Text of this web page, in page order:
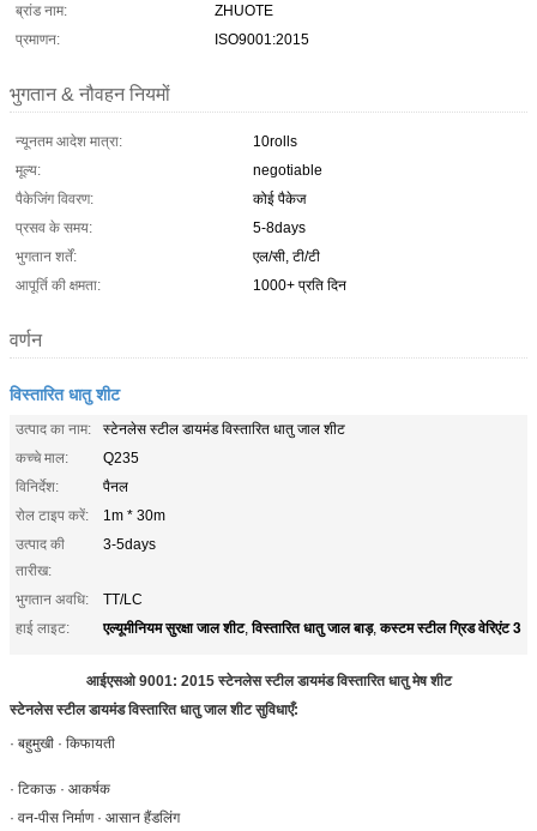
ब्रांड नाम:
ZHUOTE
प्रमाणन:
ISO9001:2015
भुगतान & नौवहन नियमों
न्यूनतम आदेश मात्रा:
10rolls
मूल्य:
negotiable
पैकेजिंग विवरण:
कोई पैकेज
प्रसव के समय:
5-8days
भुगतान शर्तें:
एल/सी, टी/टी
आपूर्ति की क्षमता:
1000+ प्रति दिन
वर्णन
विस्तारित धातु शीट
उत्पाद का नाम:
स्टेनलेस स्टील डायमंड विस्तारित धातु जाल शीट
कच्चे माल:
Q235
विनिर्देश:
पैनल
रोल टाइप करें:
1m * 30m
उत्पाद की
तारीख:
3-5days
भुगतान अवधि:
TT/LC
हाई लाइट:
एल्यूमीनियम सुरक्षा जाल शीट,विस्तारित धातु जाल बाड़,कस्टम स्टील ग्रिड वेरिएंट 3
आईएसओ 9001: 2015 स्टेनलेस स्टील डायमंड विस्तारित धातु मेष शीट
स्टेनलेस स्टील डायमंड विस्तारित धातु जाल शीट सुविधाएँ:
· बहुमुखी · किफायती
· टिकाऊ · आकर्षक
· वन-पीस निर्माण · आसान हैंडलिंग